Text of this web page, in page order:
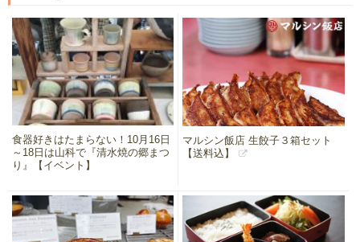
食器好きはたまらない！10月16日
～18日は山科で『清水焼の郷まつ
り』【イベント】
マルシン飯店 生餃子３箱セット
【送料込】